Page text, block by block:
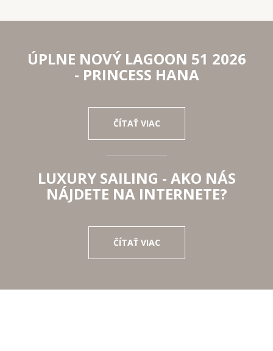
ÚPLNE NOVÝ LAGOON 51 2026
- PRINCESS HANA
ČÍTAŤ VIAC
LUXURY SAILING - AKO NÁS
NÁJDETE NA INTERNETE?
ČÍTAŤ VIAC